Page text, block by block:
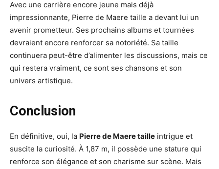
Avec une carrière encore jeune mais déjà
impressionnante, Pierre de Maere taille a devant lui un
avenir prometteur. Ses prochains albums et tournées
devraient encore renforcer sa notoriété. Sa taille
continuera peut-être d’alimenter les discussions, mais ce
qui restera vraiment, ce sont ses chansons et son
univers artistique.
Conclusion
En définitive, oui, la Pierre de Maere taille intrigue et
suscite la curiosité. À 1,87 m, il possède une stature qui
renforce son élégance et son charisme sur scène. Mais